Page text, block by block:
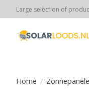
Large selection of
Home /